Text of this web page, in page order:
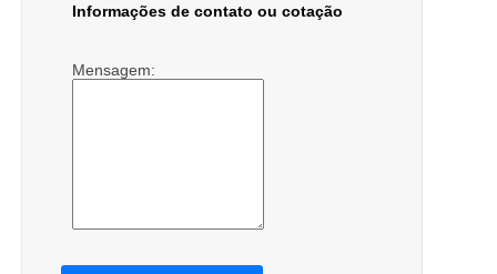
Informações de contato ou cotação
Mensagem: